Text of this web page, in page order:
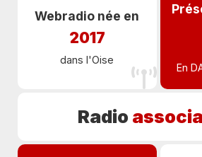
Webradio née en
2017
dans l'Oise
Radio
En